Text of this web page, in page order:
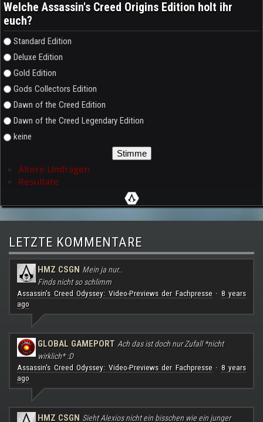
Welche Assassin's Creed Origins Edition holt ihr
euch?
Auswahlmöglichkeiten
Standard Edition
Deluxe Edition
Gold Edition
Gods Collectors Edition
Dawn of the Creed Edition
Dawn of the Creed Legendary Edition
keine
Ältere Umfragen
Resultate
LETZTE KOMMENTARE
HMZ CSGN Mein ja nur..
Finds nicht so schlimm
Assassin's Creed Odyssey: Video-Previews der Fachpresse· 8 years
ago
GLOBAL GAMEPORT Ach das ist doch nur Zufall *nicht
wirklich* :D
Assassin's Creed Odyssey: Video-Previews der Fachpresse· 8 years
ago
HMZ CSGN Sieht Alexios nicht ein bisschen wie ein junger